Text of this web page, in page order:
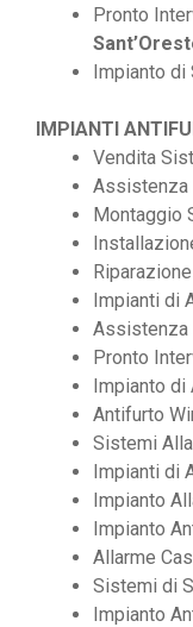
Pronto
Impianto di
IMPIANTI
Vendita
Assistenza
Montaggio
Impianti di
Assistenza
Pronto
Impianto di
Antifurto
Sistemi
Impianti di
Impianto
Impianto
Allarme
Sistemi di
Impianto